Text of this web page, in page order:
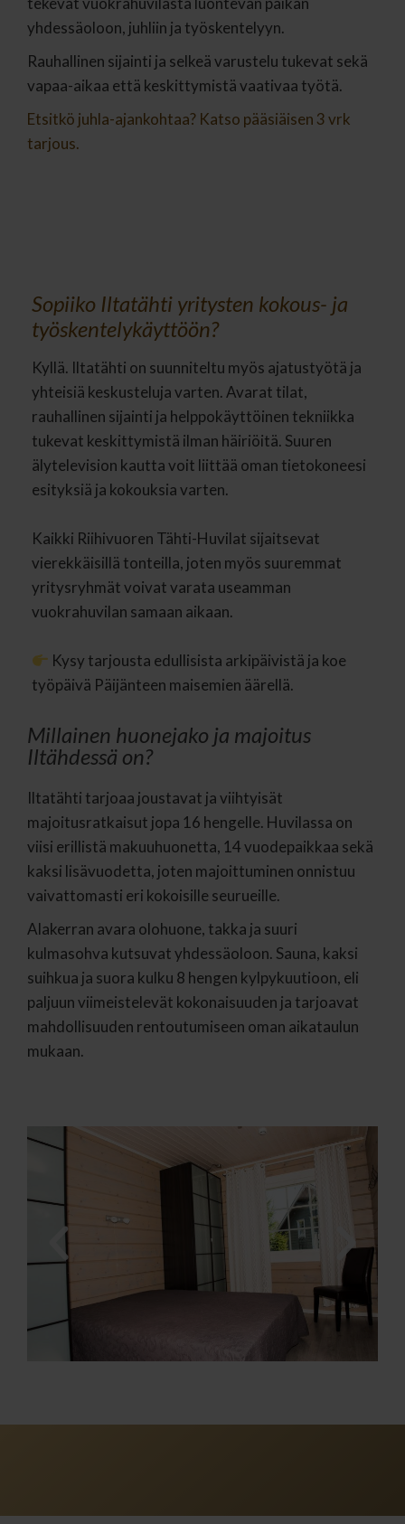
yhdessäoloon, juhliin ja työskentelyyn.
Rauhallinen sijainti ja selkeä varustelu tukevat sekä
vapaa-aikaa että keskittymistä vaativaa työtä.
Etsitkö juhla-ajankohtaa? Katso pääsiäisen 3 vrk
tarjous.
Sopiiko Iltatähti yritysten kokous- ja
työskentelykäyttöön?
Kyllä. Iltatähti on suunniteltu myös ajatustyötä ja
yhteisiä keskusteluja varten. Avarat tilat,
rauhallinen sijainti ja helppokäyttöinen tekniikka
tukevat keskittymistä ilman häiriöitä. Suuren
älytelevision kautta voit liittää oman tietokoneesi
esityksiä ja kokouksia varten.
Kaikki Riihivuoren Tähti-Huvilat sijaitsevat
vierekkäisillä tonteilla, joten myös suuremmat
yritysryhmät voivat varata useamman
vuokrahuvilan samaan aikaan.
Kysy tarjousta edullisista arkipäivistä ja koe
Millainen huonejako ja majoitus
Iltähdessä on?
Iltatähti tarjoaa joustavat ja viihtyisät
majoitusratkaisut jopa 16 hengelle. Huvilassa on
viisi erillistä makuuhuonetta, 14 vuodepaikkaa sekä
kaksi lisävuodetta, joten majoittuminen onnistuu
vaivattomasti eri kokoisille seurueille.
Alakerran avara olohuone, takka ja suuri
kulmasohva kutsuvat yhdessäoloon. Sauna, kaksi
suihkua ja suora kulku 8 hengen kylpykuutioon, eli
paljuun viimeistelevät kokonaisuuden ja tarjoavat
mahdollisuuden rentoutumiseen oman aikataulun
mukaan.